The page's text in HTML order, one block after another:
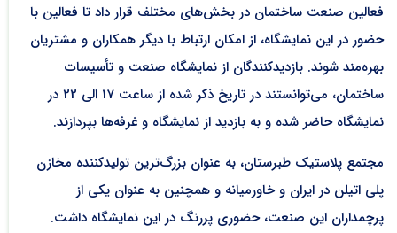
فعالین صنعت ساختمان در بخش‌های مختلف قرار داد تا فعالین با
حضور در این نمایشگاه، از امکان ارتباط با دیگر همکاران و مشتریان
بهره‌مند شوند. بازدیدکنندگان از نمایشگاه صنعت و تأسیسات
ساختمان، می‌توانستند در تاریخ ذکر شده از ساعت 17 الی 22 در
نمایشگاه حاضر شده و به بازدید از نمایشگاه و غرفه‌ها بپردازند.
مجتمع پلاستیک طبرستان، به عنوان بزرگ‌ترین تولیدکننده مخازن
پلی اتیلن در ایران و خاورمیانه و همچنین به عنوان یکی از
پرچمداران این صنعت، حضوری پررنگ در این نمایشگاه داشت.